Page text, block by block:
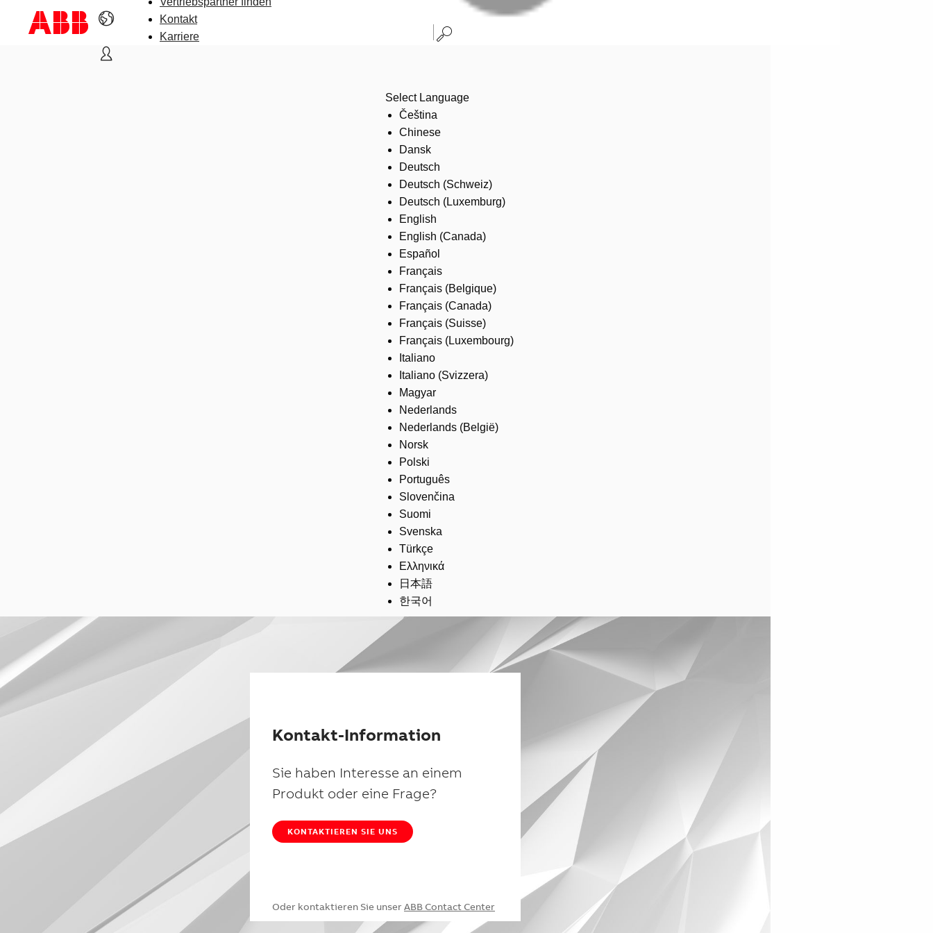
Kontakt
Karriere
Select Language
Čeština
Chinese
Dansk
Deutsch
Deutsch (Schweiz)
Deutsch (Luxemburg)
English
English (Canada)
Español
Français
Français (Belgique)
Français (Canada)
Français (Suisse)
Français (Luxembourg)
Italiano
Italiano (Svizzera)
Magyar
Nederlands
Nederlands (België)
Norsk
Polski
Português
Slovenčina
Suomi
Svenska
Türkçe
Ελληνικά
日本語
한국어
Kontakt-Information
Sie haben Interesse an einem
Produkt oder eine Frage?
KONTAKTIEREN SIE UNS
Oder kontaktieren Sie unser ABB Contact Center